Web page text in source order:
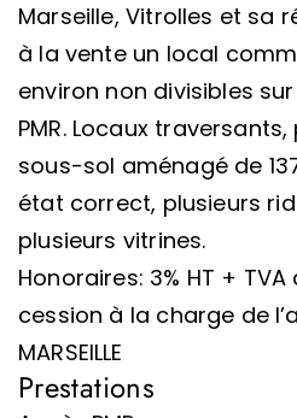
Marseille, Vitrolles et sa
à la vente un local
environ non divisibles
PMR. Locaux
sous-sol aménagé de
état correct, plusieurs
plusieurs vitrines.
Honoraires: 3% HT +
cession à la charge de
MARSEILLE
Prestations